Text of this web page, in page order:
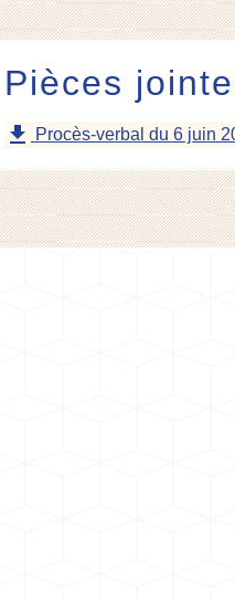
Pièces
file_download Procès-verbal du 6 juin